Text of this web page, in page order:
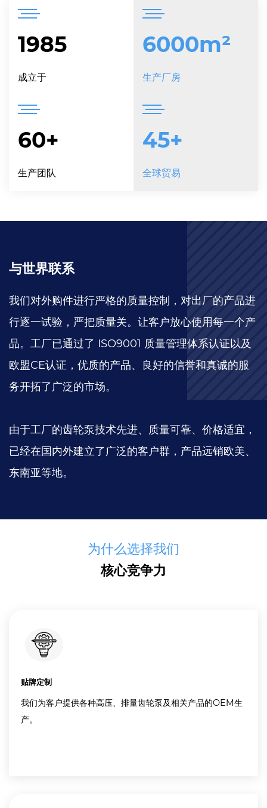
1985
成立于
6000m²
生产厂房
60+
生产团队
45+
全球贸易
与世界联系
我们对外购件进行严格的质量控制，对出厂的产品进
行逐一试验，严把质量关。让客户放心使用每一个产
品。工厂已通过了 ISO9001 质量管理体系认证以及
欧盟CE认证，优质的产品、良好的信誉和真诚的服
务开拓了广泛的市场。
由于工厂的齿轮泵技术先进、质量可靠、价格适宜，
已经在国内外建立了广泛的客户群，产品远销欧美、
东南亚等地。
为什么选择我们
核心竞争力